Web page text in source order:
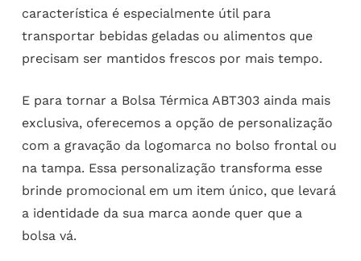
característica é especialmente útil para
transportar bebidas geladas ou alimentos que
precisam ser mantidos frescos por mais tempo.
E para tornar a Bolsa Térmica ABT303 ainda mais
exclusiva, oferecemos a opção de personalização
com a gravação da logomarca no bolso frontal ou
na tampa. Essa personalização transforma esse
brinde promocional em um item único, que levará
a identidade da sua marca aonde quer que a
bolsa vá.